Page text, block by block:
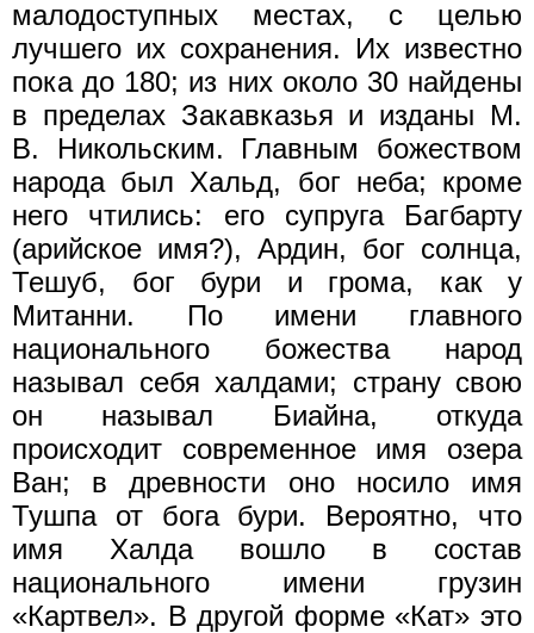
малодоступных местах, с целью
лучшего их сохранения. Их известно
пока до 180; из них около 30 найдены
в пределах Закавказья и изданы М.
В. Никольским. Главным божеством
народа был Хальд, бог неба; кроме
него чтились: его супруга Багбарту
(арийское имя?), Ардин, бог солнца,
Тешуб, бог бури и грома, как у
Митанни. По имени главного
национального божества народ
называл себя халдами; страну свою
он называл Биайна, откуда
происходит современное имя озера
Ван; в древности оно носило имя
Тушпа от бога бури. Вероятно, что
имя Халда вошло в состав
национального имени грузин
«Картвел». В другой форме «Кат» это